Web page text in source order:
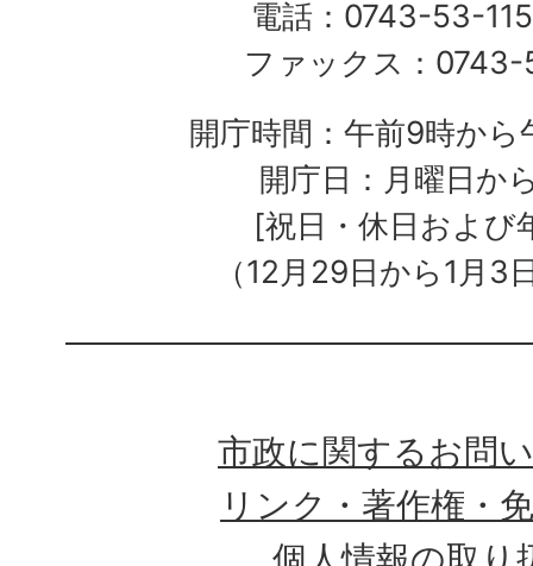
電話：0743-53-
ファックス：
開庁時間：午前9時か
開庁日：月曜日か
[祝日・休日および
（12月29日から1月3
市政に関するお問
リンク・著作権・